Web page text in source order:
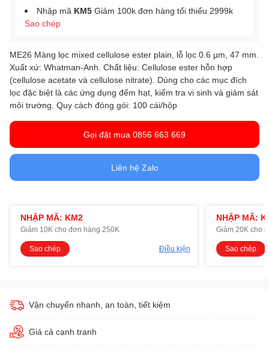
Nhập mã KM5 Giảm 100k đơn hàng tối thiểu 2999k
Sao chép
ME26 Màng lọc mixed cellulose ester plain, lỗ lọc 0.6 µm, 47 mm.
Xuất xứ: Whatman-Anh. Chất liệu: Cellulose ester hỗn hợp
(cellulose acetate và cellulose nitrate). Dùng cho các mục đích
lọc đặc biệt là các ứng dụng đếm hạt, kiểm tra vi sinh và giám sát
môi trường. Quy cách đóng gói: 100 cái/hộp
Gọi đặt mua 0856 663 669
Liên hệ Zalo
NHẬP MÃ: KM2
Giảm 10K cho đơn hàng 250K
Sao chép Điều kiện
NHẬP MÃ:
Giảm 20K cho
Sao chép
Vận chuyển nhanh, an toàn, tiết kiệm
Giá cả cạnh tranh